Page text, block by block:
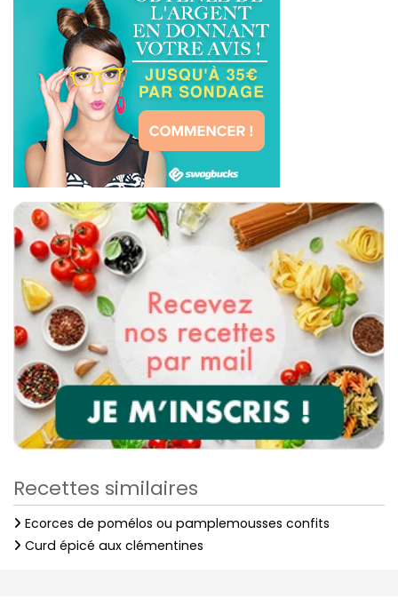
Recettes similaires
Ecorces de pomélos ou pamplemousses confits
Curd épicé aux clémentines